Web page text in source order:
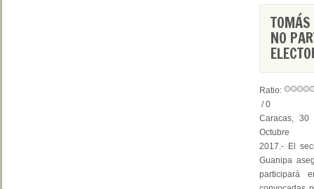
NO
Ratio:
/ 0
Caracas, 30
Octubre
2017.- El
Guanipa
participará